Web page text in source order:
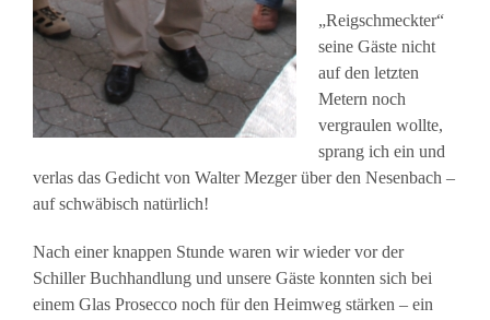
„Reigschmeckter“
seine Gäste nicht
auf den letzten
Metern noch
vergraulen wollte,
sprang ich ein und
verlas das Gedicht von Walter Mezger über den Nesenbach –
auf schwäbisch natürlich!
Nach einer knappen Stunde waren wir wieder vor der
Schiller Buchhandlung und unsere Gäste konnten sich bei
einem Glas Prosecco noch für den Heimweg stärken – ein